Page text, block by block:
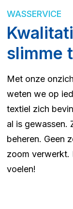
WASSERVICE
slimme
Met onze
weten we op
textiel zich
al is gewassen.
beheren. Geen
zoom verwerkt.
voelen!